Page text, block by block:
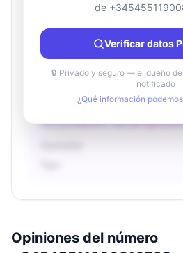
Información de ubicación
País
Ciudad
Región
Información del
de
Verificar datos
🔒 Privado y seguro — el dueño
notificado
¿Qué información
Opiniones del número